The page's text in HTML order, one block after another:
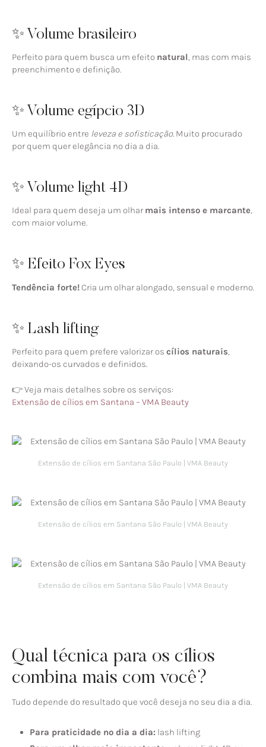
✨ Volume brasileiro
Perfeito para quem busca um efeito natural, mas com mais
preenchimento e definição.
✨ Volume egípcio 3D
Um equilíbrio entre leveza e sofisticação. Muito procurado
por quem quer elegância no dia a dia.
✨ Volume light 4D
Ideal para quem deseja um olhar mais intenso e marcante,
com maior volume.
✨ Efeito Fox Eyes
Tendência forte!Cria um olhar alongado, sensual e moderno.
✨ Lash lifting
Perfeito para quem prefere valorizar os cílios naturais,
deixando-os curvados e definidos.
👉 Veja mais detalhes sobre os serviços:
Extensão de cílios em Santana – VMA Beauty
Extensão de cílios em Santana São Paulo | VMA Beauty
Extensão de cílios em Santana São Paulo | VMA Beauty
Extensão de cílios em Santana São Paulo | VMA Beauty
Qual técnica para os cílios
combina mais com você?
Tudo depende do resultado que você deseja no seu dia a dia.
Para praticidade no dia a dia: lash lifting